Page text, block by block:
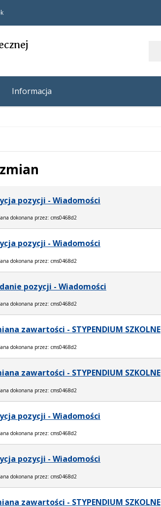
Informacja
pozycji - Wiadomości
dokonana przez: cms0468d2
pozycji - Wiadomości
dokonana przez: cms0468d2
pozycji - Wiadomości
dokonana przez: cms0468d2
zawartości - STYPENDIUM SZKOLNE
dokonana przez: cms0468d2
zawartości - STYPENDIUM SZKOLNE
dokonana przez: cms0468d2
pozycji - Wiadomości
dokonana przez: cms0468d2
pozycji - Wiadomości
dokonana przez: cms0468d2
zawartości - STYPENDIUM SZKOLNE